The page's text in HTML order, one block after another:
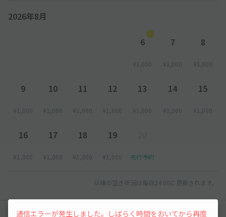
2026年8月
6
¥1,000
7
¥1,000
8
¥1,000
9
¥1,000
10
¥1,000
11
¥1,000
12
¥1,000
13
¥1,000
14
¥1,000
15
¥1,000
16
¥1,000
17
¥1,000
18
¥1,000
19
¥1,000 先行予約
以降の空き状況は毎日24:00に更新されます。
通信エラーが発生しました。しばらく時間をおいてから再度